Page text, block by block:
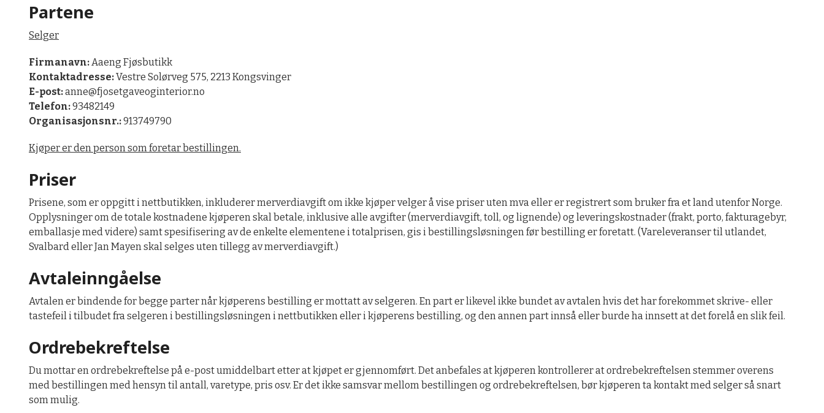
Partene
Selger
Firmanavn:Aaeng Fjøsbutikk
Kontaktadresse:Vestre Solørveg 575, 2213 Kongsvinger
E-post:anne@fjosetgaveoginterior.no
Telefon:93482149
Organisasjonsnr.:913749790
Kjøper er den person som foretar bestillingen.
Priser
Prisene, som er oppgitt i nettbutikken, inkluderer merverdiavgift om ikke kjøper velger å vise priser uten mva eller er registrert som bruker fra et land utenfor Norge.
Opplysninger om de totale kostnadene kjøperen skal betale, inklusive alle avgifter (merverdiavgift, toll, og lignende) og leveringskostnader (frakt, porto, fakturagebyr,
emballasje med videre) samt spesifisering av de enkelte elementene i totalprisen, gis i bestillingsløsningen før bestilling er foretatt. (Vareleveranser til utlandet,
Svalbard eller Jan Mayen skal selges uten tillegg av merverdiavgift.)
Avtaleinngåelse
Avtalen er bindende for begge parter når kjøperens bestilling er mottatt av selgeren. En part er likevel ikke bundet av avtalen hvis det har forekommet skrive- eller
tastefeil i tilbudet fra selgeren i bestillingsløsningen i nettbutikken eller i kjøperens bestilling, og den annen part innså eller burde ha innsett at det forelå en slik feil.
Ordrebekreftelse
Du mottar en ordrebekreftelse på e-post umiddelbart etter at kjøpet er gjennomført. Det anbefales at kjøperen kontrollerer at ordrebekreftelsen stemmer overens
med bestillingen med hensyn til antall, varetype, pris osv. Er det ikke samsvar mellom bestillingen og ordrebekreftelsen, bør kjøperen ta kontakt med selger så snart
som mulig.